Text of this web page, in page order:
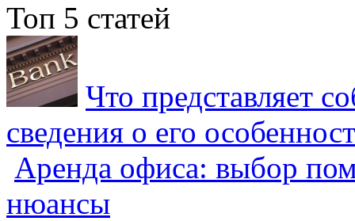
Топ 5 статей
Что представляет
сведения о его
Аренда офиса: выбор
нюансы